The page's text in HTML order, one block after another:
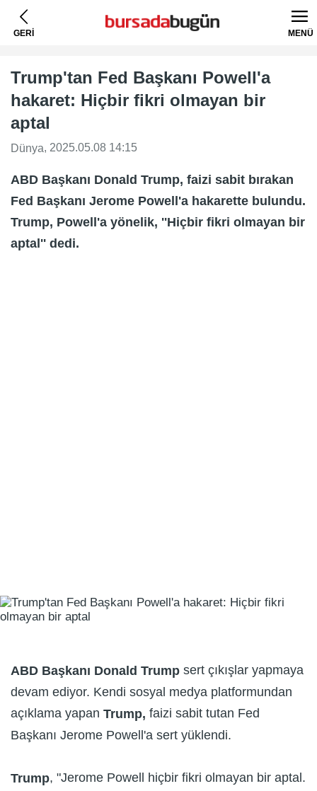
GERİ MENÜ
Trump'tan Fed Başkanı Powell'a
hakaret: Hiçbir fikri olmayan bir
aptal
Dünya, 2025.05.08 14:15
ABD Başkanı Donald Trump, faizi sabit bırakan
Fed Başkanı Jerome Powell'a hakarette bulundu.
Trump, Powell'a yönelik, ''Hiçbir fikri olmayan bir
aptal'' dedi.
ABD Başkanı Donald Trump sert çıkışlar yapmaya
devam ediyor. Kendi sosyal medya platformundan
açıklama yapan Trump, faizi sabit tutan Fed
Başkanı Jerome Powell'a sert yüklendi.
Trump, "Jerome Powell hiçbir fikri olmayan bir aptal.